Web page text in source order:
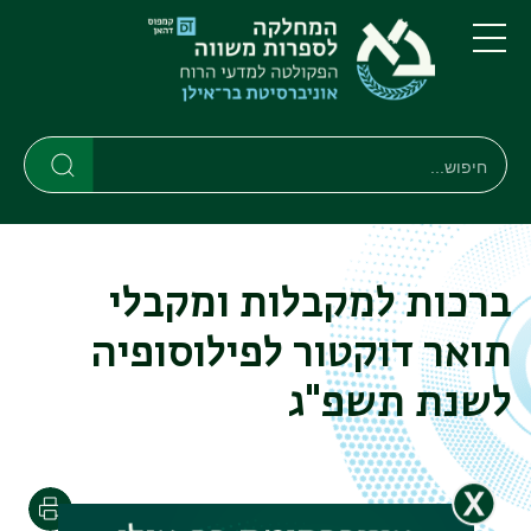
דילוג
לתוכן
העיקרי
דילוג
לתפריט
ניווט
ראשי
תפריט
חיפוש
חיפוש
ברכות למקבלות ומקבלי
תואר דוקטור לפילוסופיה
לשנת תשפ"ג